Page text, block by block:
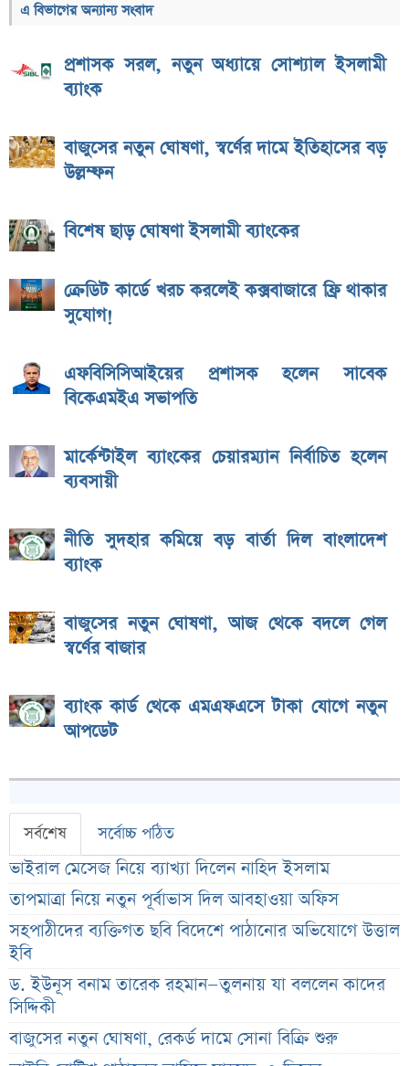
এ বিভাগের অন্যান্য সংবাদ
প্রশাসক সরল, নতুন অধ্যায়ে সোশ্যাল ইসলামী
ব্যাংক
বাজুসের নতুন ঘোষণা, স্বর্ণের দামে ইতিহাসের বড়
উল্লম্ফন
বিশেষ ছাড় ঘোষণা ইসলামী ব্যাংকের
ক্রেডিট কার্ডে খরচ করলেই কক্সবাজারে ফ্রি থাকার
সুযোগ!
এফবিসিসিআইয়ের প্রশাসক হলেন সাবেক
বিকেএমইএ সভাপতি
মার্কেন্টাইল ব্যাংকের চেয়ারম্যান নির্বাচিত হলেন
ব্যবসায়ী
নীতি সুদহার কমিয়ে বড় বার্তা দিল বাংলাদেশ
ব্যাংক
বাজুসের নতুন ঘোষণা, আজ থেকে বদলে গেল
স্বর্ণের বাজার
ব্যাংক কার্ড থেকে এমএফএসে টাকা যোগে নতুন
আপডেট
সর্বশেষ সর্বোচ্চ পঠিত
ভাইরাল মেসেজ নিয়ে ব্যাখ্যা দিলেন নাহিদ ইসলাম
তাপমাত্রা নিয়ে নতুন পূর্বাভাস দিল আবহাওয়া অফিস
সহপাঠীদের ব্যক্তিগত ছবি বিদেশে পাঠানোর অভিযোগে উত্তাল
ইবি
ড. ইউনূস বনাম তারেক রহমান—তুলনায় যা বললেন কাদের
সিদ্দিকী
বাজুসের নতুন ঘোষণা, রেকর্ড দামে সোনা বিক্রি শুরু